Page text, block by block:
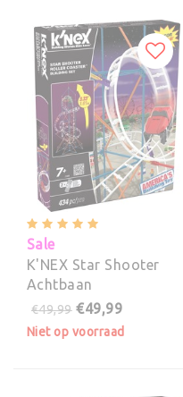
Sale
K'NEX Star Shooter
Achtbaan
€49,99 €49,99
Niet op voorraad